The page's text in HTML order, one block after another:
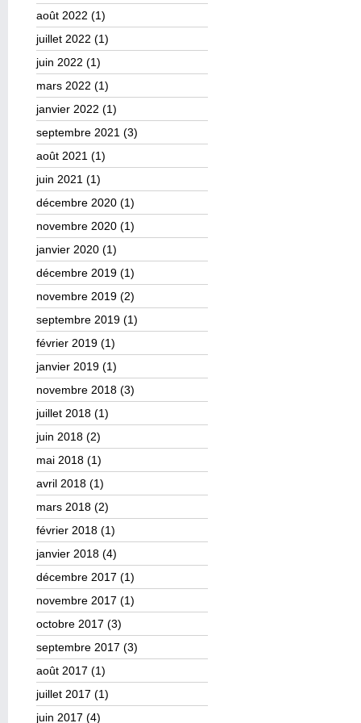
août 2022 (1)
juillet 2022 (1)
juin 2022 (1)
mars 2022 (1)
janvier 2022 (1)
septembre 2021 (3)
août 2021 (1)
juin 2021 (1)
décembre 2020 (1)
novembre 2020 (1)
janvier 2020 (1)
décembre 2019 (1)
novembre 2019 (2)
septembre 2019 (1)
février 2019 (1)
janvier 2019 (1)
novembre 2018 (3)
juillet 2018 (1)
juin 2018 (2)
mai 2018 (1)
avril 2018 (1)
mars 2018 (2)
février 2018 (1)
janvier 2018 (4)
décembre 2017 (1)
novembre 2017 (1)
octobre 2017 (3)
septembre 2017 (3)
août 2017 (1)
juillet 2017 (1)
juin 2017 (4)